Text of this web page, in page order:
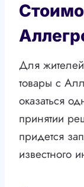
Для жителей
товары с
оказаться
принятии
придется
известного